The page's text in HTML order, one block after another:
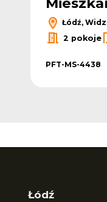
Łódź,
2 pokoje
PFT-MS-4438
Łódź